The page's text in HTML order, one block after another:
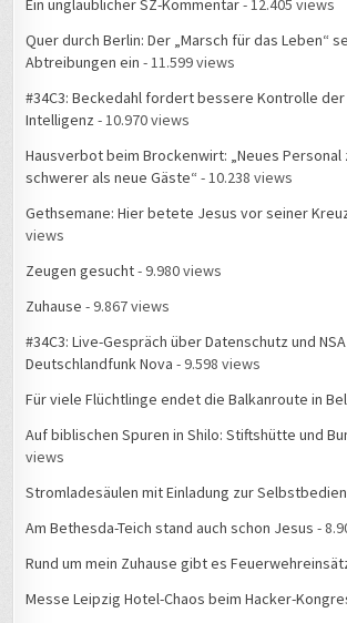
Ein unglaublicher SZ-Kommentar- 12.405 views
Quer durch Berlin: Der „Marsch für das Leben“
Abtreibungen ein - 11.599 views
#34C3: Beckedahl fordert bessere Kontrolle
Intelligenz - 10.970 views
Hausverbot beim Brockenwirt: „Neues
schwerer als neue Gäste“ - 10.238 views
Gethsemane: Hier betete Jesus vor seiner
views
Zeugen gesucht- 9.980 views
Zuhause - 9.867 views
#34C3: Live-Gespräch über Datenschutz und
Deutschlandfunk Nova - 9.598 views
Für viele Flüchtlinge endet die Balkanroute in
Auf biblischen Spuren in Shilo: Stiftshütte und
views
Stromladesäulen mit Einladung zur
Am Bethesda-Teich stand auch schon Jesus -
Rund um mein Zuhause gibt es
Messe Leipzig Hotel-Chaos beim Hacker-